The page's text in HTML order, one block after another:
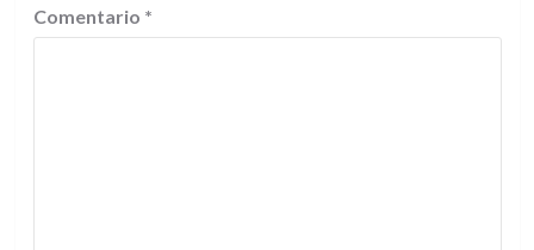
Comentario *